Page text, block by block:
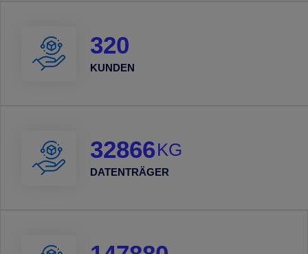
320
KUNDEN
32866KG
DATENTRÄGER